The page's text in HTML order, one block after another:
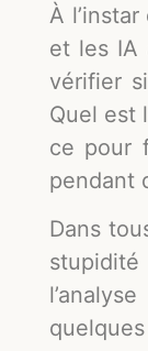
À l’instar
et les IA
vérifier
Quel est
ce pour
pendant
Dans